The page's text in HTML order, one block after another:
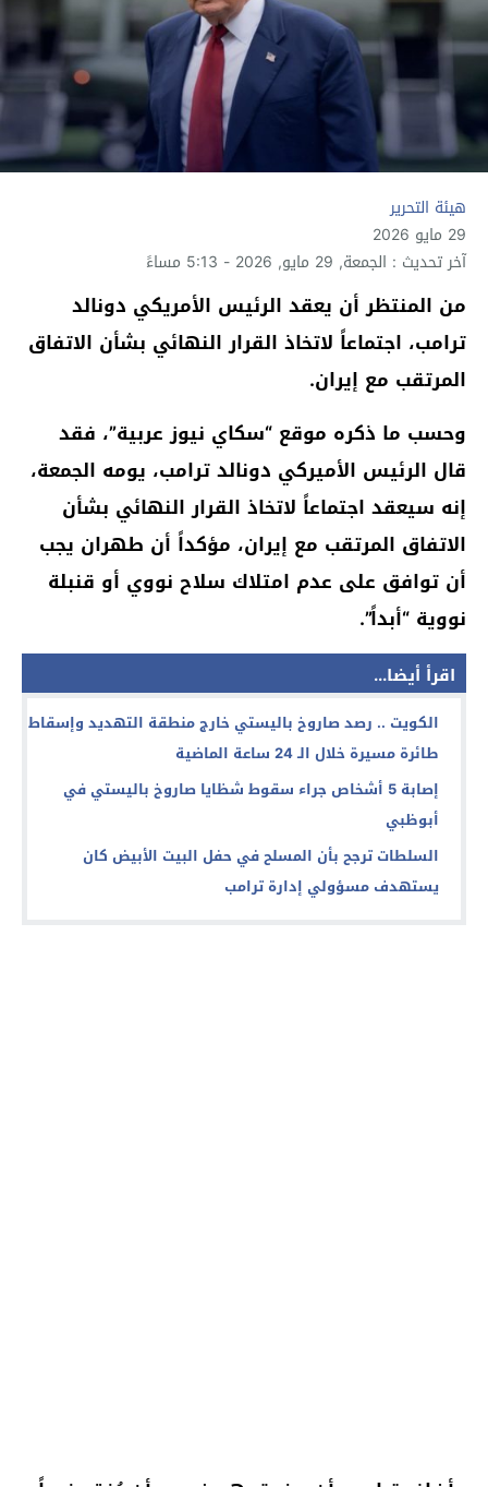
هيئة التحرير
29 مايو 2026
آخر تحديث : الجمعة, 29 مايو, 2026 - 5:13 مساءً
من المنتظر أن يعقد الرئيس الأمريكي دونالد
ترامب، اجتماعاً لاتخاذ القرار النهائي بشأن الاتفاق
المرتقب مع إيران.
وحسب ما ذكره موقع “سكاي نيوز عربية”، فقد
قال الرئيس الأميركي دونالد ترامب، يومه الجمعة،
إنه سيعقد اجتماعاً لاتخاذ القرار النهائي بشأن
الاتفاق المرتقب مع إيران، مؤكداً أن طهران يجب
أن توافق على عدم امتلاك سلاح نووي أو قنبلة
نووية “أبداً”.
اقرأ أيضا...
الكويت .. رصد صاروخ باليستي خارج منطقة التهديد وإسقاط
طائرة مسيرة خلال الـ 24 ساعة الماضية
إصابة 5 أشخاص جراء سقوط شظايا صاروخ باليستي في
أبوظبي
السلطات ترجح بأن المسلح في حفل البيت الأبيض كان
يستهدف مسؤولي إدارة ترامب